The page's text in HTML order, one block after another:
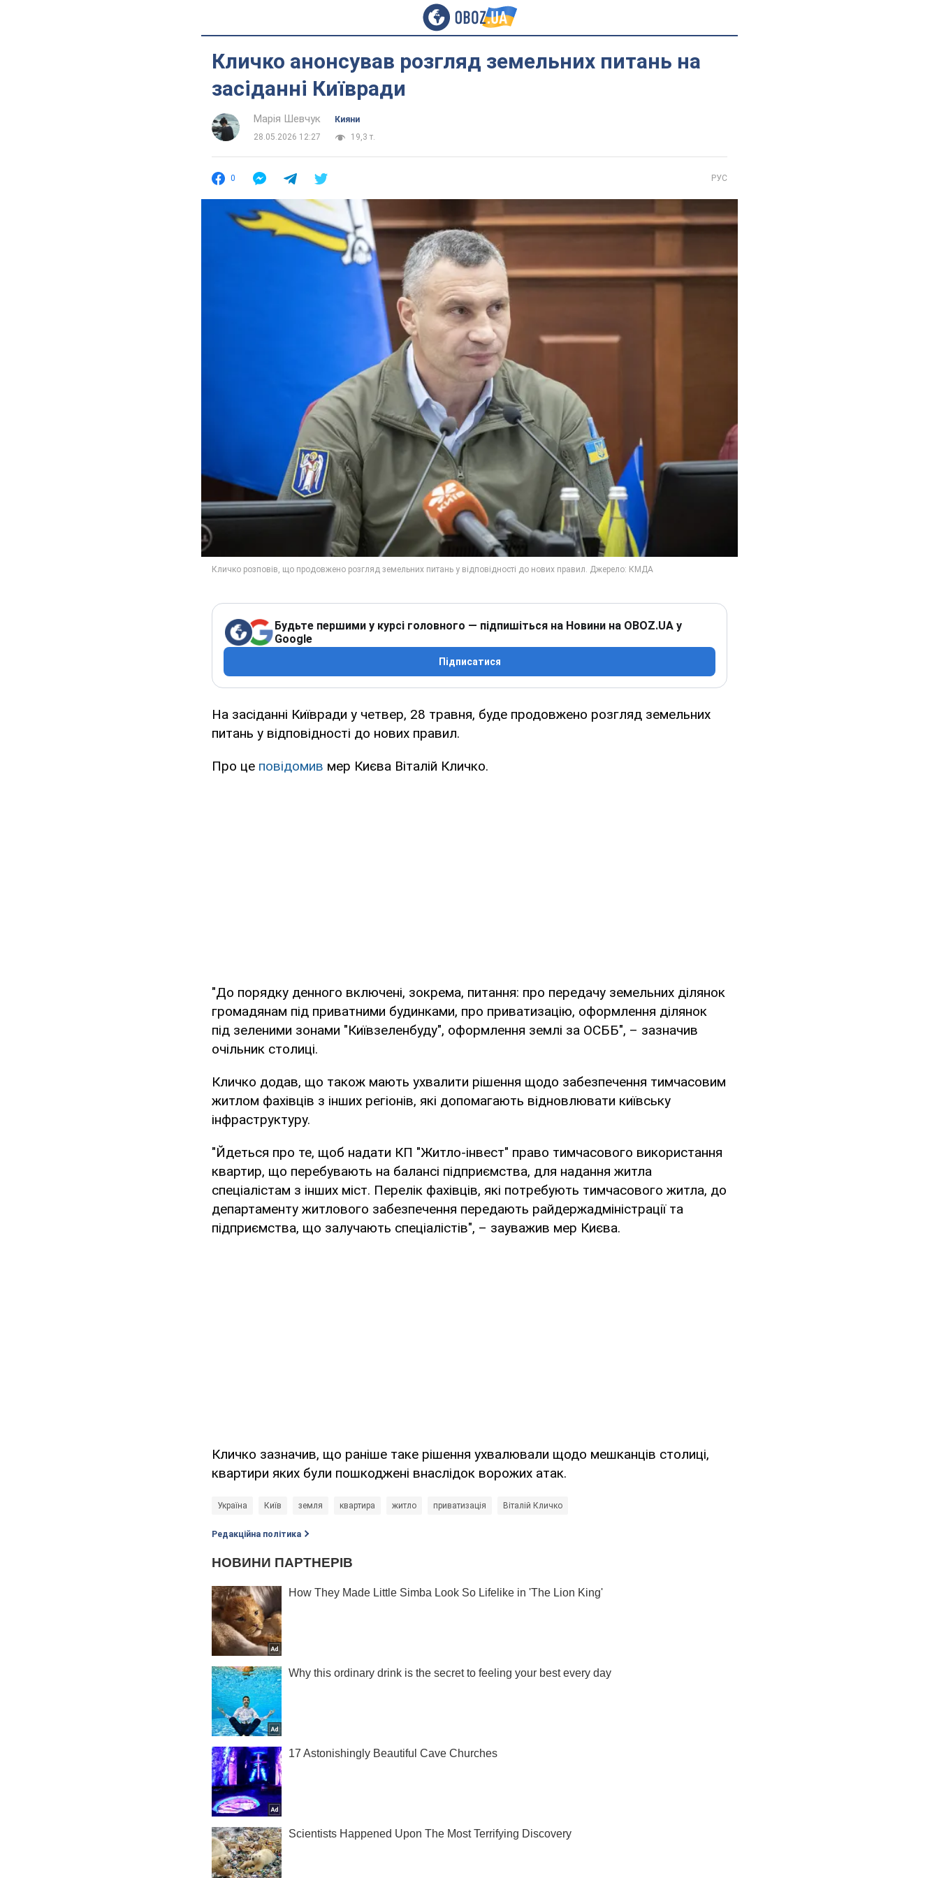
Кличко анонсував розгляд земельних питань на
засіданні Київради
Марія Шевчук
Кияни
28.05.2026 12:27
19,3 т.
0 РУС
Будьте першими у курсі головного — підпишіться на Новини на OBOZ.UA у
Google
Підписатися
На засіданні Київради у четвер, 28 травня, буде продовжено розгляд земельних
питань у відповідності до нових правил.
Про це повідомив мер Києва Віталій Кличко.
"До порядку денного включені, зокрема, питання: про передачу земельних ділянок
громадянам під приватними будинками, про приватизацію, оформлення ділянок
під зеленими зонами "Київзеленбуду", оформлення землі за ОСББ", – зазначив
очільник столиці.
Кличко додав, що також мають ухвалити рішення щодо забезпечення тимчасовим
житлом фахівців з інших регіонів, які допомагають відновлювати київську
інфраструктуру.
"Йдеться про те, щоб надати КП "Житло-інвест" право тимчасового використання
квартир, що перебувають на балансі підприємства, для надання житла
спеціалістам з інших міст. Перелік фахівців, які потребують тимчасового житла, до
департаменту житлового забезпечення передають райдержадміністрації та
підприємства, що залучають спеціалістів", – зауважив мер Києва.
Кличко зазначив, що раніше таке рішення ухвалювали щодо мешканців столиці,
квартири яких були пошкоджені внаслідок ворожих атак.
Україна Київ земля квартира житло приватизація Віталій Кличко
Редакційна політика